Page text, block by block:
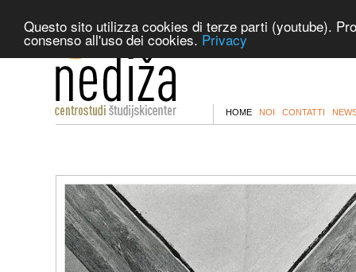
Questo sito utilizza cookies di terze parti (youtube).
consenso all'uso dei cookies. Privacy
HOME NOI CONTATTI